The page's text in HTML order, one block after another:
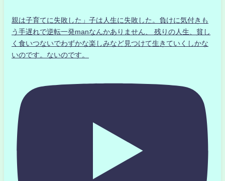
親は子育てに失敗した」子は人生に失敗した。負けに気付きも
う手遅れで逆転一発manなんかありません、 残りの人生、貧し
く食いつないでわずかな楽しみなど見つけて生きていくしかな
いのです。ないのです。